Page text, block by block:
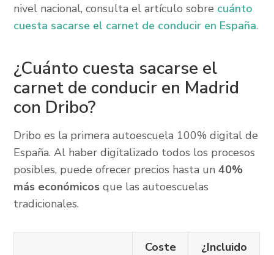
nivel nacional, consulta el artículo sobre cuánto
cuesta sacarse el carnet de conducir en España.
¿Cuánto cuesta sacarse el
carnet de conducir en Madrid
con Dribo?
Dribo es la primera autoescuela 100% digital de
España. Al haber digitalizado todos los procesos
posibles, puede ofrecer precios hasta un40%
más económicos que las autoescuelas
tradicionales.
Coste
¿Incluido